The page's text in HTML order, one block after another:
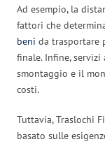
Ad esempio, la
fattori che
beni da trasportare
finale. Infine,
smontaggio e il
costi.
Tuttavia, Traslochi
basato sulle